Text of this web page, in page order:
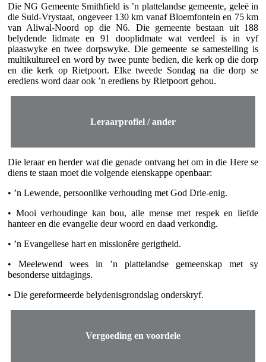
Die NG Gemeente Smithfield is ’n plattelandse gemeente, geleë in
die Suid-Vrystaat, ongeveer 130 km vanaf Bloemfontein en 75 km
van Aliwal-Noord op die N6. Die gemeente bestaan uit 188
belydende lidmate en 91 dooplidmate wat verdeel is in vyf
plaaswyke en twee dorpswyke. Die gemeente se samestelling is
multikultureel en word by twee punte bedien, die kerk op die dorp
en die kerk op Rietpoort. Elke tweede Sondag na die dorp se
erediens word daar ook ’n erediens by Rietpoort gehou.
Leraarprofiel / ander
Die leraar en herder wat die genade ontvang het om in die Here se
diens te staan moet die volgende eienskappe openbaar:
• ’n Lewende, persoonlike verhouding met God Drie-enig.
• Mooi verhoudinge kan bou, alle mense met respek en liefde
hanteer en die evangelie deur woord en daad verkondig.
• ’n Evangeliese hart en missionêre gerigtheid.
• Meelewend wees in ’n plattelandse gemeenskap met sy
besonderse uitdagings.
• Die gereformeerde belydenisgrondslag onderskryf.
Vergoeding en voordele